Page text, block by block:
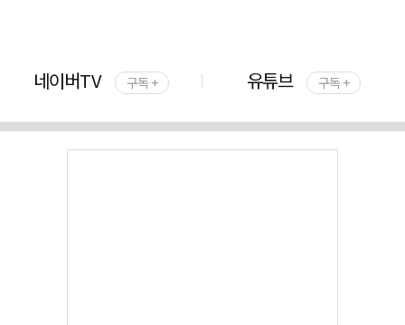
네이버TV 구독 + 유튜브 구독 +